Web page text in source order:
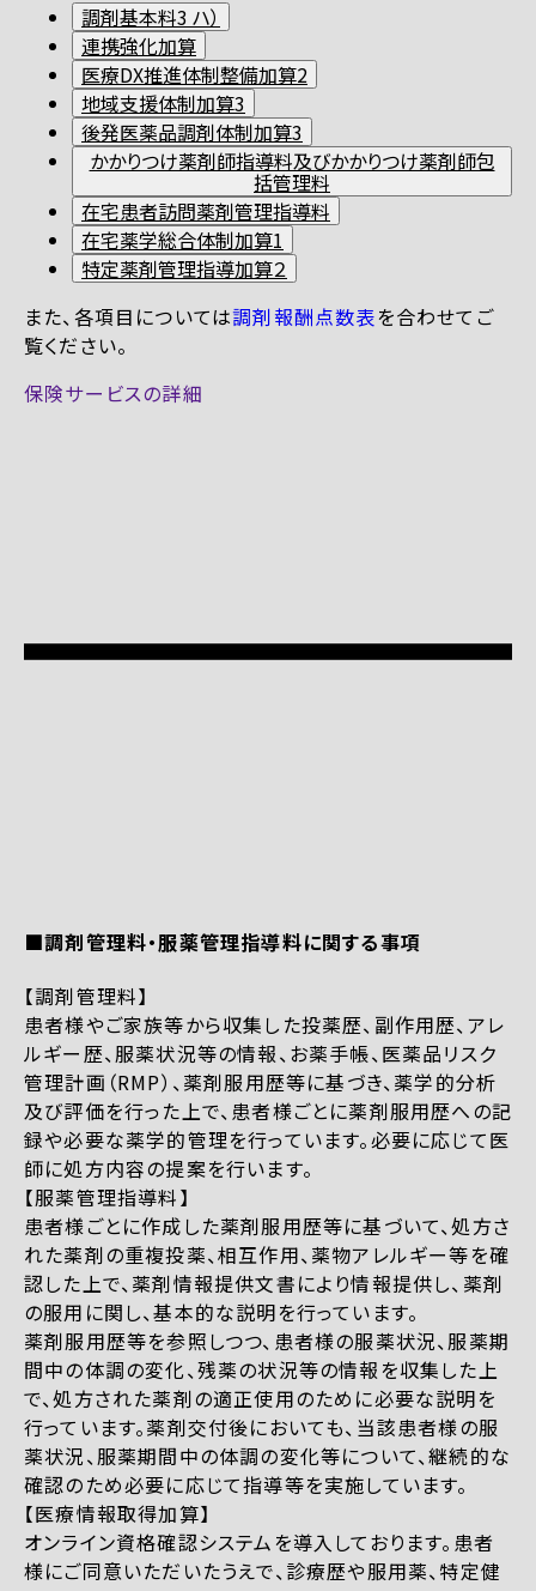
調剤基本料3 ハ）
連携強化加算
医療DX推進体制整備加算2
地域支援体制加算3
後発医薬品調剤体制加算3
かかりつけ薬剤師指導料及びかかりつけ薬剤師包
括管理料
在宅患者訪問薬剤管理指導料
在宅薬学総合体制加算1
特定薬剤管理指導加算２
また、各項目については調剤報酬点数表を合わせてご
覧ください。
保険サービスの詳細
■調剤管理料・服薬管理指導料に関する事項
【調剤管理料】
患者様やご家族等から収集した投薬歴、副作用歴、アレ
ルギー歴、服薬状況等の情報、お薬手帳、医薬品リスク
管理計画（RMP）、薬剤服用歴等に基づき、薬学的分析
及び評価を行った上で、患者様ごとに薬剤服用歴への記
録や必要な薬学的管理を行っています。必要に応じて医
師に処方内容の提案を行います。
【服薬管理指導料】
患者様ごとに作成した薬剤服用歴等に基づいて、処方さ
れた薬剤の重複投薬、相互作用、薬物アレルギー等を確
認した上で、薬剤情報提供文書により情報提供し、薬剤
の服用に関し、基本的な説明を行っています。
薬剤服用歴等を参照しつつ、患者様の服薬状況、服薬期
間中の体調の変化、残薬の状況等の情報を収集した上
で、処方された薬剤の適正使用のために必要な説明を
行っています。薬剤交付後においても、当該患者様の服
薬状況、服薬期間中の体調の変化等について、継続的な
確認のため必要に応じて指導等を実施しています。
【医療情報取得加算】
オンライン資格確認システムを導入しております。患者
様にご同意いただいたうえで、診療歴や服用薬、特定健